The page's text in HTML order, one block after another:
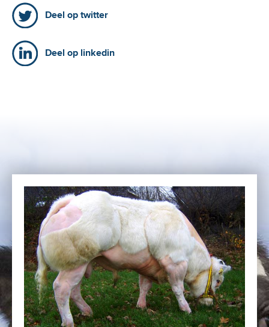
Deel op twitter
Deel op linkedin